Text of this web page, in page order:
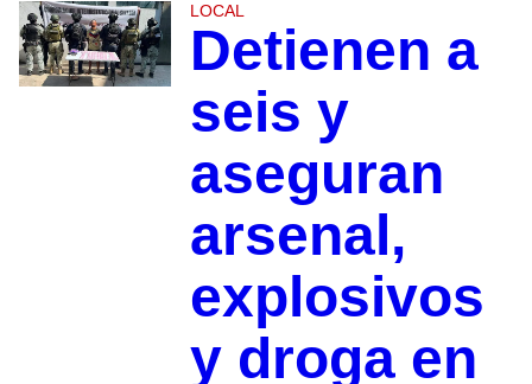
LOCAL
Detienen a
seis y
aseguran
arsenal,
explosivos
y droga en